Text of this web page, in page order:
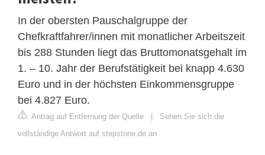
In der obersten Pauschalgruppe der
Chefkraftfahrer/innen mit monatlicher Arbeitszeit
bis 288 Stunden liegt das Bruttomonatsgehalt im
1. – 10. Jahr der Berufstätigkeit bei knapp 4.630
Euro und in der höchsten Einkommensgruppe
bei 4.827 Euro.
Antrag auf Entfernung der Quelle | Sehen Sie sich die
vollständige Antwort auf stepstone.de an